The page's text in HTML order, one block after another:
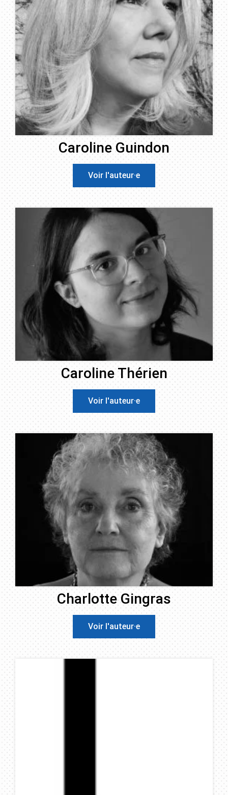
Caroline Guindon
Voir l'auteur·e
Caroline Thérien
Voir l'auteur·e
Charlotte Gingras
Voir l'auteur·e